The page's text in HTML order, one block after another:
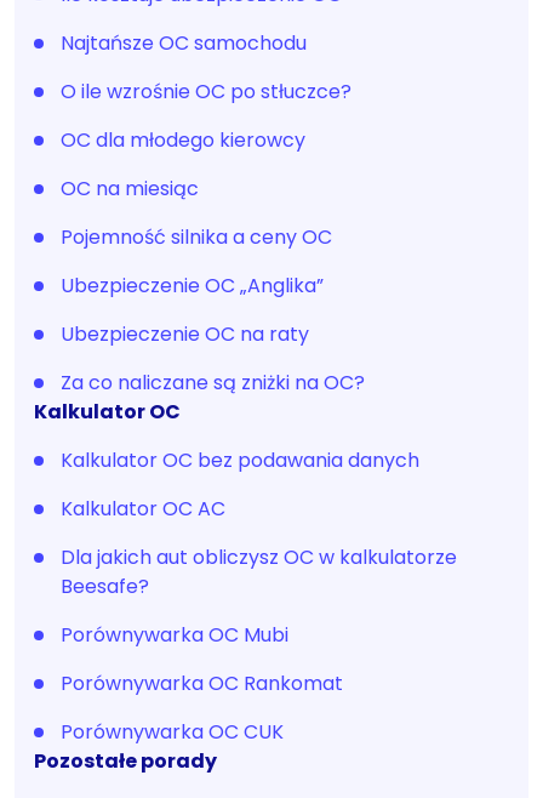
Najtańsze OC samochodu
O ile wzrośnie OC po stłuczce?
OC dla młodego kierowcy
OC na miesiąc
Pojemność silnika a ceny OC
Ubezpieczenie OC „Anglika”
Ubezpieczenie OC na raty
Za co naliczane są zniżki na OC?
Kalkulator OC
Kalkulator OC bez podawania danych
Kalkulator OC AC
Dla jakich aut obliczysz OC w kalkulatorze
Beesafe?
Porównywarka OC Mubi
Porównywarka OC Rankomat
Porównywarka OC CUK
Pozostałe porady